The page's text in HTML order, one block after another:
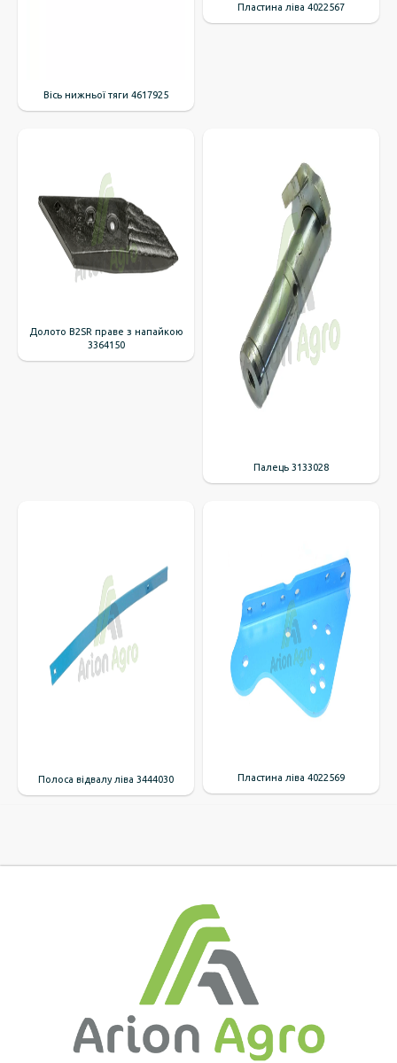
Вісь нижньої тяги 4617925
Пластина ліва 4022567
Долото B2SR праве з напайкою
3364150
Палець 3133028
Полоса відвалу ліва 3444030 Пластина ліва 4022569